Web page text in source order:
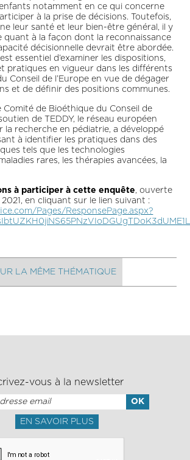
enfants notamment en ce qui concerne
à la prise de décisions. Toutefois,
leur santé et leur bien-être général, il y
quant à la façon dont la reconnaissance
décisionnelle devrait être abordée.
essentiel d’examiner les dispositions,
pratiques en vigueur dans les différents
Conseil de l’Europe en vue de dégager
et de définir des positions communes.
Comité de Bioéthique du Conseil de
de TEDDY, le réseau européen
la recherche en pédiatrie, a développé
à identifier les pratiques dans des
tels que les technologies
rares, les thérapies avancées, la
à participer à cette enquête, ouverte
2021, en cliquant sur le lien suivant :
Pages/ResponsePage.aspx?
LA MÊME THÉMATIQUE
vous à la newsletter
EN SAVOIR PLUS